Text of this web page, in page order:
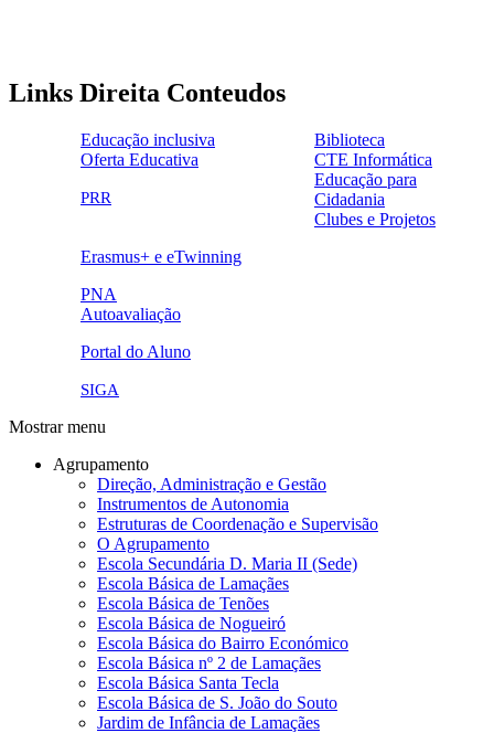
Links Direita Conteudos
ensinoinclusivo.png
Educação inclusiva
link1.png
Biblioteca
oferta_edu.png
Oferta Educativa
cte2.png
CTE Informática
selo_importancia_estrategica.png
PRR
logo_epc_2.png
Educação para
Cidadania
Clubes e Projetos
ue.png.png
Erasmus+ e eTwinning
pna.png
PNA
eye-42848_640.png
Autoavaliação
link4.png
Portal do Aluno
SIGA
Mostrar menu
Agrupamento
Direção, Administração e Gestão
Instrumentos de Autonomia
Estruturas de Coordenação e Supervisão
O Agrupamento
Escola Secundária D. Maria II (Sede)
Escola Básica de Lamaçães
Escola Básica de Tenões
Escola Básica de Nogueiró
Escola Básica do Bairro Económico
Escola Básica nº 2 de Lamaçães
Escola Básica Santa Tecla
Escola Básica de S. João do Souto
Jardim de Infância de Lamaçães